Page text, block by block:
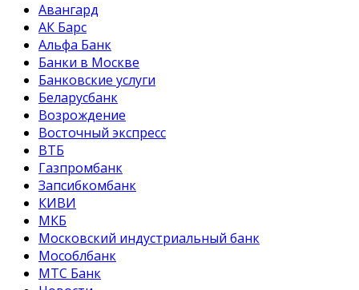
Авангард
АК Барс
Альфа Банк
Банки в Москве
Банковские услуги
Беларусбанк
Возрождение
Восточный экспресс
ВТБ
Газпромбанк
Запсибкомбанк
КИВИ
МКБ
Московский индустриальный банк
Мособлбанк
МТС Банк